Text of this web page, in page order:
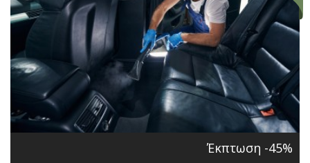
Έκπτωση -45%